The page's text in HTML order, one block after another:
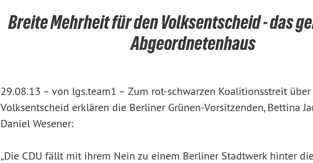
Breite Mehrheit für den Volksentscheid - das
Abgeordnetenhaus
29.08.13 – von lgs.team1 – Zum rot-schwarzen Koalitionsstreit
Volksentscheid erklären die Berliner Grünen-Vorsitzenden, Bettina
Daniel Wesener:
„Die CDU fällt mit ihrem Nein zu einem Berliner Stadtwerk hinter